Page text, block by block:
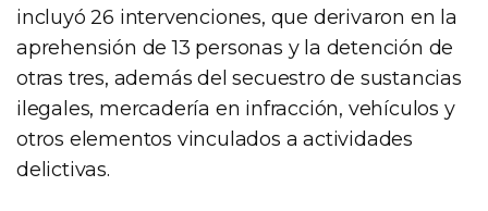
incluyó 26 intervenciones, que derivaron en la
aprehensión de 13 personas y la detención de
otras tres, además del secuestro de sustancias
ilegales, mercadería en infracción, vehículos y
otros elementos vinculados a actividades
delictivas.